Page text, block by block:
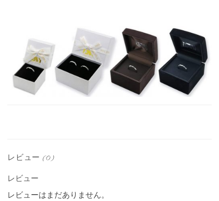
レビュー (0)
レビュー
レビューはまだありません。